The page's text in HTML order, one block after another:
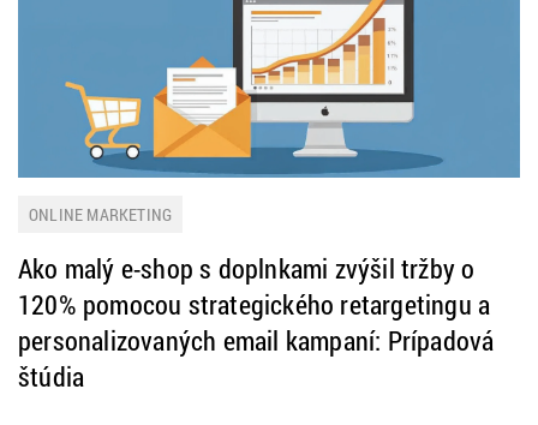
ONLINE MARKETING
Ako malý e-shop s doplnkami zvýšil tržby o
120% pomocou strategického retargetingu a
personalizovaných email kampaní: Prípadová
štúdia